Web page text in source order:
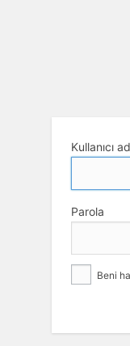
Kullanıcı
Parola
Beni